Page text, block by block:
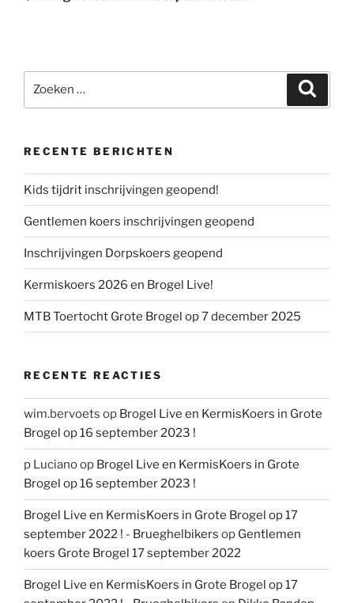
naar:
RECENTE BERICHTEN
Kids tijdrit inschrijvingen geopend!
Gentlemen koers inschrijvingen geopend
Inschrijvingen Dorpskoers geopend
Kermiskoers 2026 en Brogel Live!
MTB Toertocht Grote Brogel op 7 december 2025
RECENTE REACTIES
wim.bervoets op Brogel Live en KermisKoers in Grote
Brogel op 16 september 2023 !
p Lucianoop Brogel Live en KermisKoers in Grote
Brogel op 16 september 2023 !
Brogel Live en KermisKoers in Grote Brogel op 17
september 2022 ! - Brueghelbikers op Gentlemen
koers Grote Brogel 17 september 2022
Brogel Live en KermisKoers in Grote Brogel op 17